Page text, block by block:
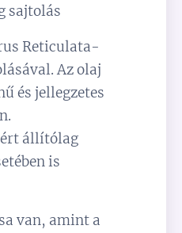
sajtolás
Reticulata-
Az olaj
és jellegzetes
állítólag
is
van, amint a